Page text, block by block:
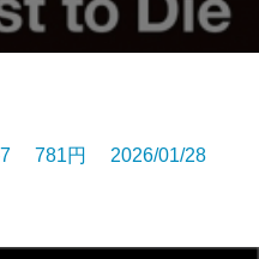
7 781円 2026/01/28